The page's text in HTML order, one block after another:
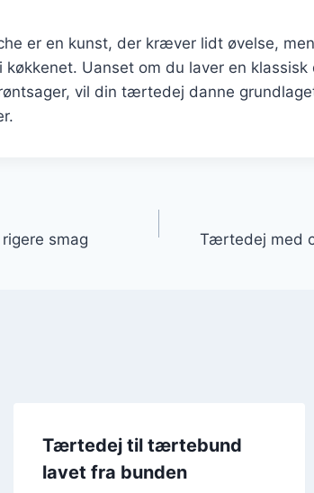
er en kunst, der kræver lidt øvelse,
Uanset om du laver en klassisk
vil din tærtedej danne
smag Tærtedej med
Tærtedej til tærtebund
lavet fra bunden